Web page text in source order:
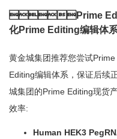
Prime
化Prime Editing编辑体
黄金城集团推荐您尝试
Editing编辑体系，保证后续
城集团的Prime Editing现货
效率:
Human HEK3